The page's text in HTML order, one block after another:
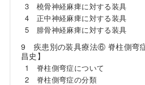
3 橈骨神経麻痺に対する装具
4 正中神経麻痺に対する装具
5 腓骨神経麻痺に対する装具
9 疾患別の装具療法⑥ 脊柱側弯
昌史】
1 脊柱側弯症について
2 脊柱側弯症の分類